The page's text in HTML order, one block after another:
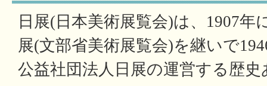
日展(日本美術展覧会)は、1907年
展(文部省美術展覧会)を継いで
公益社団法人日展の運営する歴